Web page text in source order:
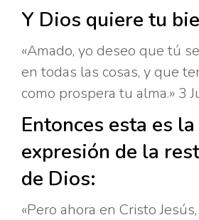
Y Dios quiere tu
«Amado, yo deseo que tú
en todas las cosas, y que
como prospera tu alma.» 3
Entonces esta es
expresión de la
de Dios:
«Pero ahora en Cristo